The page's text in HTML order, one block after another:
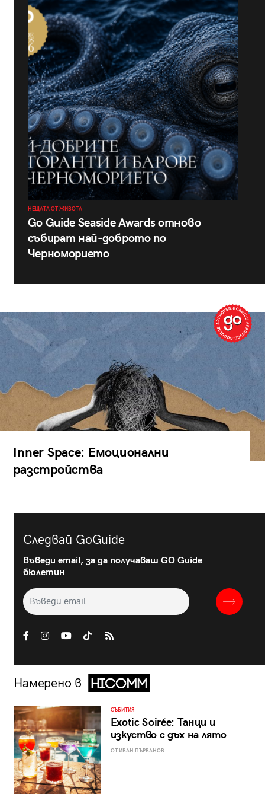
НЕЩАТА ОТ ЖИВОТА
Go Guide Seaside Awards отново
събират най-доброто по
Черноморието
Inner Space: Емоционални
разстройства
Следвай GoGuide
Въведи email, за да получаваш GO Guide
бюлетин
Намерено в
СЪБИТИЯ
Exotic Soirée: Танци и
изкуство с дъх на лято
ОТ ИВАН ПЪРВАНОВ